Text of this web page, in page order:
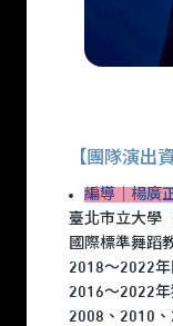
【團隊演出
編導｜楊廣
臺北市立大學
國際標準舞蹈
2018～2022
2016～2022
2008、2010